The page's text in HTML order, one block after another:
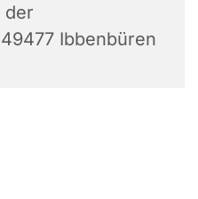
der
Ibbenbüren